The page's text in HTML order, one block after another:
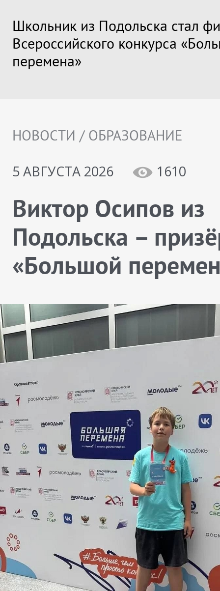
Школьник из Подольска стал
Всероссийского конкурса
перемена»
НОВОСТИ / ОБРАЗОВАНИЕ
5 АВГУСТА 2026
1610
Виктор Осипов из
Подольска –
«Большой